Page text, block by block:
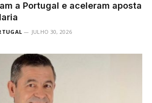
a Portugal e aceleram aposta
JULHO 30, 2026